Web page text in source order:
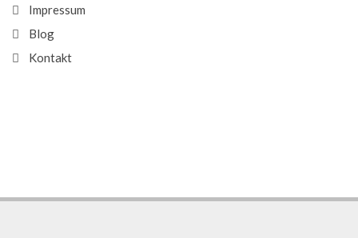
Impressum
Blog
Kontakt